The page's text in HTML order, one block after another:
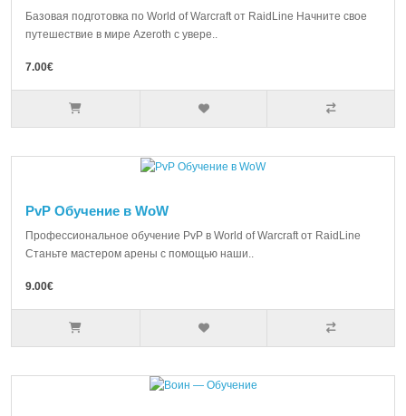
Базовая подготовка по World of Warcraft от RaidLine Начните свое
путешествие в мире Azeroth с увере..
7.00€
PvP Обучение в WoW
Профессиональное обучение PvP в World of Warcraft от RaidLine
Станьте мастером арены с помощью наши..
9.00€